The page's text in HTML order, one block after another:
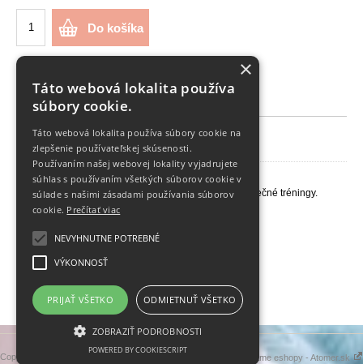
Do košíka
Popis Charakteristiky
Dámska kruhová sukňa, magenta
Sukňa sa krásne točí, v páse je guma široká 4cm.
Látka je ľahučká, splývavá, sukňa je výborná aj na tanečné tréningy.
Do poznámky uveďte:
obvod bokov
celkovú dĺžku sukne
Materiál viskóza, polyester
Sukňa je v predaji bez opaska
Copyright 2019 - 2026 © krajulka Vytvárame eshopy - Atomer.sk
×
Táto webová lokalita používa
súbory cookie.
Táto webová lokalita používa súbory cookie na
zlepšenie používateľskej skúsenosti.
Používaním našej webovej lokality vyjadrujete
súhlas s používaním všetkých súborov cookie v
súlade s našimi zásadami používania súborov
cookie. Prečítať viac
NEVYHNUTNE POTREBNÉ
VÝKONNOSŤ
PRIJAŤ VŠETKO ODMIETNUŤ VŠETKO
ZOBRAZIŤ PODROBNOSTI
POWERED BY COOKIESCRIPT